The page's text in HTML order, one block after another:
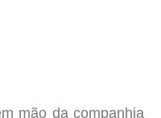
mão da companhia